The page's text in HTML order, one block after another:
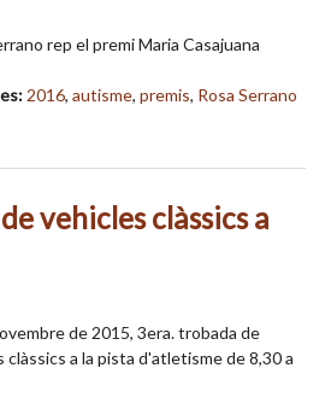
rep el premi Maria Casajuana
2016, autisme, premis, Rosa Serrano
vehicles clàssics a
de 2015, 3era. trobada de
clàssics a la pista d'atletisme de 8,30 a